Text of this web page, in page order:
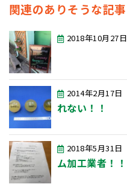
関連のありそうな記事
2018年10月27日
2014年2月17日
れない！！
2018年5月31日
ム加工業者！！